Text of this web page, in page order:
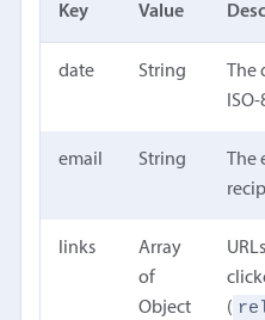
Key Value
date String
email String
links
Array
of
Object
(